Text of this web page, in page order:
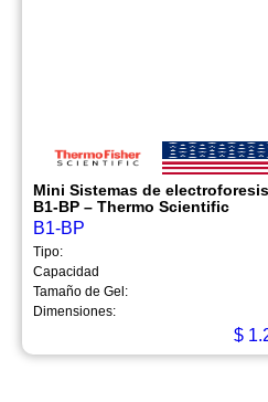
Mini Sistemas de
B1-BP – Thermo Scientific
B1-BP
Tipo:
Capacidad
Tamaño de Gel:
Dimensiones:
$